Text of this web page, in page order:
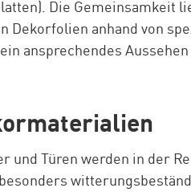
Die Gemeinsamkeit
Dekorfolien anhand von
ansprechendes
und Türen werden in der